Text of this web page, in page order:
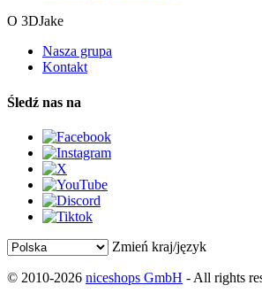
O 3DJake
Nasza grupa
Kontakt
Śledź nas na
Zmień kraj/język
© 2010-2026 niceshops GmbH - All rights